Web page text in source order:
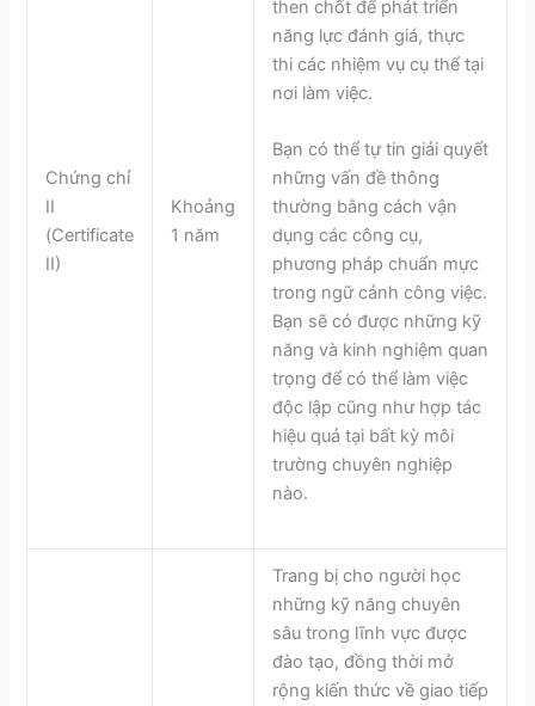
Chứng chỉ
II
(Certificate
II)
Khoảng
1 năm
then chốt để phát triển
năng lực đánh giá, thực
thi các nhiệm vụ cụ thể tại
nơi làm việc.
Bạn có thể tự tin giải quyết
những vấn đề thông
thường bằng cách vận
dụng các công cụ,
phương pháp chuẩn mực
trong ngữ cảnh công việc.
Bạn sẽ có được những kỹ
năng và kinh nghiệm quan
trọng để có thể làm việc
độc lập cũng như hợp tác
hiệu quả tại bất kỳ môi
trường chuyên nghiệp
nào.
Trang bị cho người học
những kỹ năng chuyên
sâu trong lĩnh vực được
đào tạo, đồng thời mở
rộng kiến thức về giao tiếp